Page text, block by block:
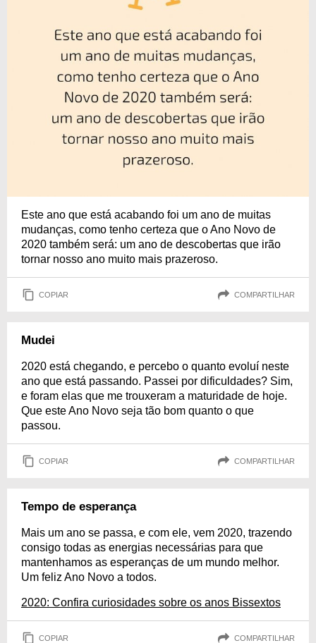
Este ano que está acabando foi um ano de muitas
mudanças, como tenho certeza que o Ano Novo de
2020 também será: um ano de descobertas que irão
tornar nosso ano muito mais prazeroso.
COPIAR COMPARTILHAR
Mudei
2020 está chegando, e percebo o quanto evoluí neste
ano que está passando. Passei por dificuldades? Sim,
e foram elas que me trouxeram a maturidade de hoje.
Que este Ano Novo seja tão bom quanto o que
passou.
COPIAR COMPARTILHAR
Tempo de esperança
Mais um ano se passa, e com ele, vem 2020, trazendo
consigo todas as energias necessárias para que
mantenhamos as esperanças de um mundo melhor.
Um feliz Ano Novo a todos.
2020: Confira curiosidades sobre os anos Bissextos
COPIAR COMPARTILHAR